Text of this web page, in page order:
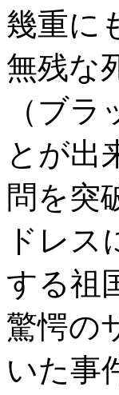
幾重に
無残な
（ブ
とが出
問を突
ドレ
する祖
驚愕の
いた事